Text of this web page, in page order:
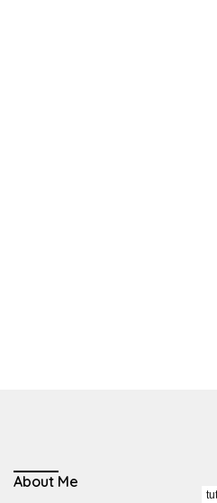
About Me